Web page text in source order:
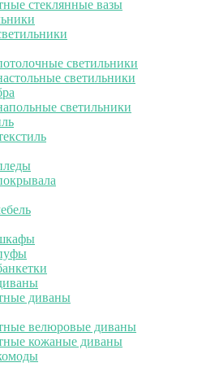
стеклянные вазы
светильники
светильники
светильники
диваны
велюровые диваны
кожаные диваны